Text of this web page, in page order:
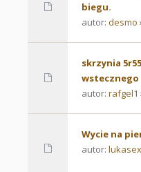
biegu.
autor: desmo
skrzynia
wstecznego
autor: rafgel1
Wycie na
autor: